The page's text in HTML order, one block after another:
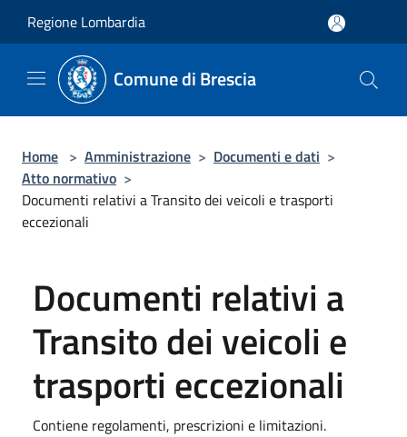
Regione Lombardia
Comune di Brescia
Home > Amministrazione > Documenti e dati >
Atto normativo >
Documenti relativi a Transito dei veicoli e trasporti
eccezionali
Documenti relativi a
Transito dei veicoli e
trasporti eccezionali
Contiene regolamenti, prescrizioni e limitazioni.